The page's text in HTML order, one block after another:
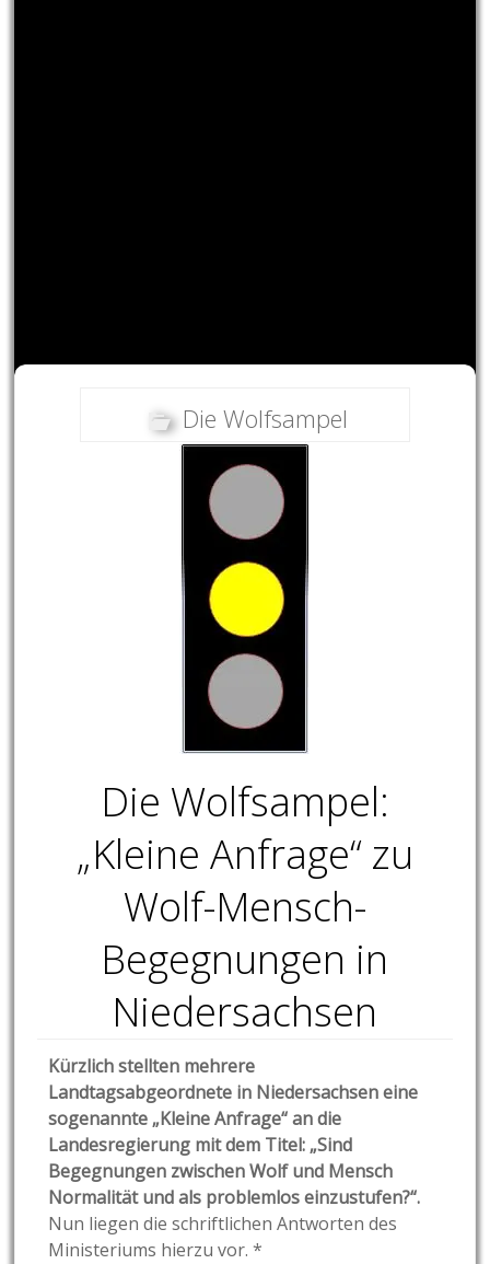
Die Wolfsampel
Die Wolfsampel:
„Kleine Anfrage“ zu
Wolf-Mensch-
Begegnungen in
Niedersachsen
Kürzlich stellten mehrere
Landtagsabgeordnete in Niedersachsen eine
sogenannte „Kleine Anfrage“ an die
Landesregierung mit dem Titel: „Sind
Begegnungen zwischen Wolf und Mensch
Normalität und als problemlos einzustufen?“.
Nun liegen die schriftlichen Antworten des
Ministeriums hierzu vor. *